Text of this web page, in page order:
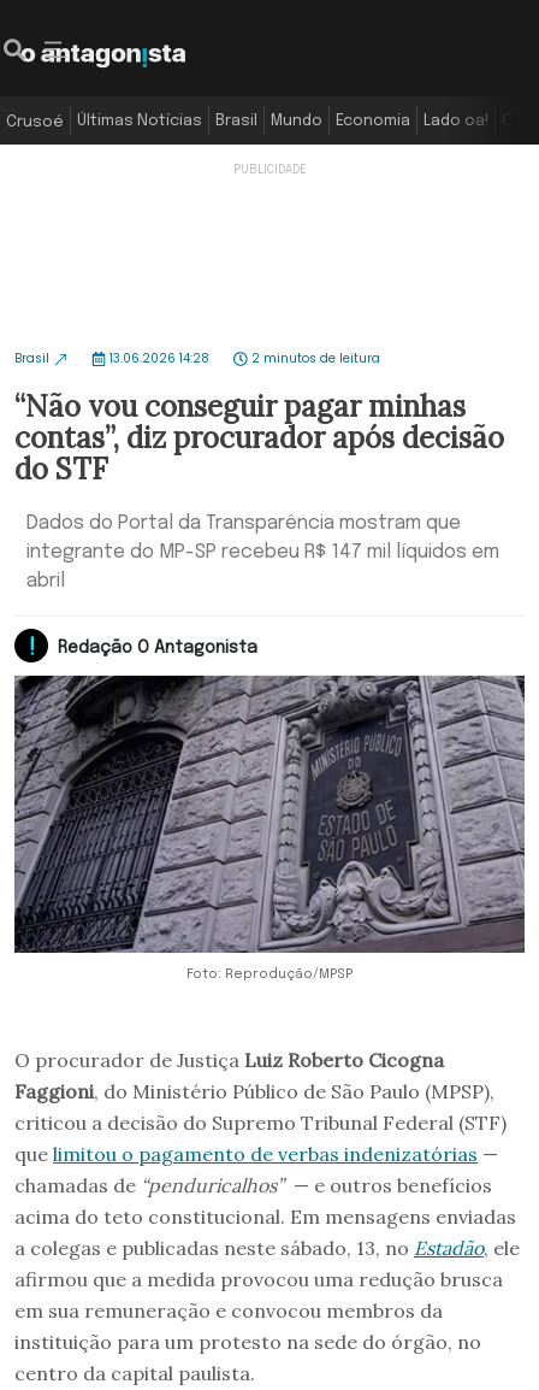
Crusoé Últimas Notícias Brasil Mundo Economia Lado oa!
Brasil 13.06.2026 14:28 2 minutos de leitura
“Não vou conseguir pagar minhas
contas”, diz procurador após decisão
do STF
Dados do Portal da Transparência mostram que
integrante do MP-SP recebeu R$ 147 mil líquidos em
abril
Redação O Antagonista
Foto: Reprodução/MPSP
O procurador de Justiça Luiz Roberto Cicogna
Faggioni, do Ministério Público de São Paulo (MPSP),
criticou a decisão do Supremo Tribunal Federal (STF)
que limitou o pagamento de verbas indenizatórias —
chamadas de “penduricalhos”— e outros benefícios
acima do teto constitucional. Em mensagens enviadas
a colegas e publicadas neste sábado, 13, no Estadão, ele
afirmou que a medida provocou uma redução brusca
em sua remuneração e convocou membros da
instituição para um protesto na sede do órgão, no
centro da capital paulista.